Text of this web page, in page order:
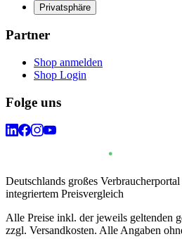
Privatsphäre
Partner
Shop anmelden
Shop Login
Folge uns
Deutschlands großes
integriertem Preisvergleich
Alle Preise inkl. der jeweils geltenden
zzgl. Versandkosten. Alle Angaben